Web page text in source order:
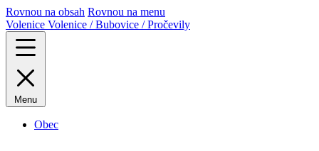
Rovnou na obsah Rovnou na menu
Volenice Volenice / Bubovice / Pročevily
Menu
Obec